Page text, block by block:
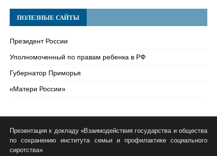
ПОЛЕЗНЫЕ САЙТЫ
Президент России
Уполномоченный по правам ребенка в РФ
Губернатор Приморья
«Матери России»
Презентация к докладу «Взаимодействия государства и общества
по сохранению института семьи и профилактике социального
сиротства»